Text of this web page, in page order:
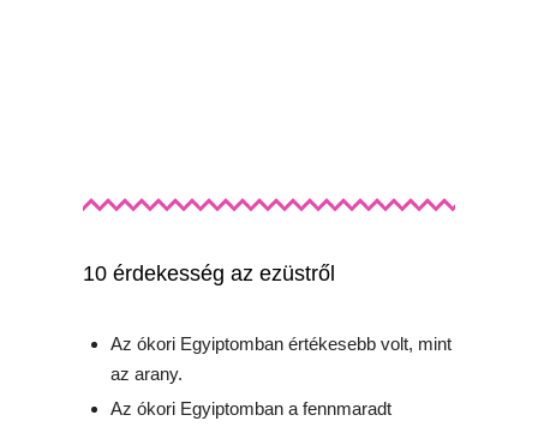
10 érdekesség az ezüstről
Az ókori Egyiptomban értékesebb volt, mint
az arany.
Az ókori Egyiptomban a fennmaradt